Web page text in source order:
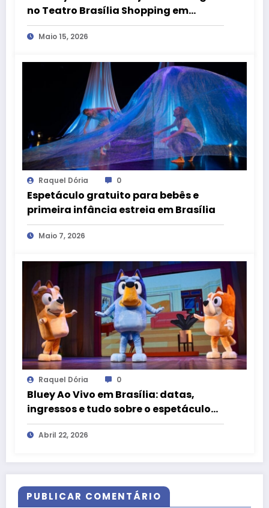
no Teatro Brasília Shopping em
espetáculo inspirado em “O Mágico
de Oz”
Maio 15, 2026
Raquel Dória 0
Espetáculo gratuito para bebês e
primeira infância estreia em Brasília
Maio 7, 2026
Raquel Dória 0
Bluey Ao Vivo em Brasília: datas,
ingressos e tudo sobre o espetáculo
oficial
Abril 22, 2026
PUBLICAR COMENTÁRIO